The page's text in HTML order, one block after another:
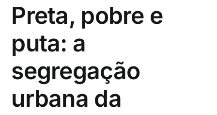
Preta, pobre e
puta: a
segregação
urbana da